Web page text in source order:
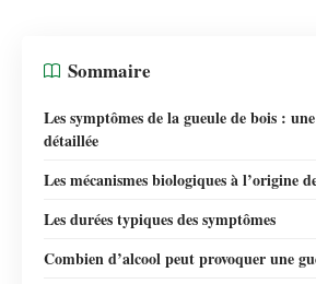
Sommaire
Les symptômes de la gueule de bois :
détaillée
Les mécanismes biologiques à l’origine
Les durées typiques des symptômes
Combien d’alcool peut provoquer une